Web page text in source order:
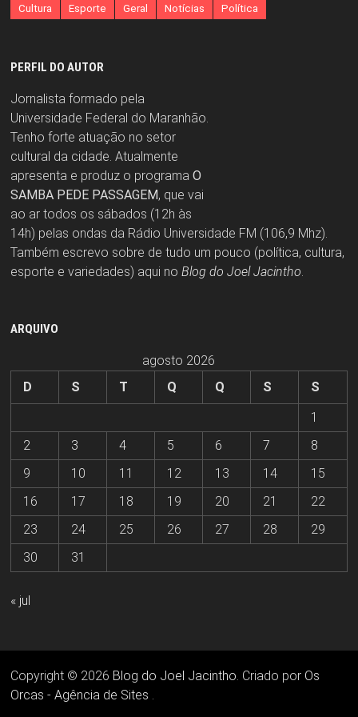
Cultura Esporte Geral Notícias Política
PERFIL DO AUTOR
Jornalista formado pela
Universidade Federal do Maranhão.
Tenho forte atuação no setor
cultural da cidade. Atualmente
apresenta e produz o programa O
SAMBA PEDE PASSAGEM, que vai
ao ar todos os sábados (12h às
14h) pelas ondas da Rádio Universidade FM (106,9 Mhz).
Também escrevo sobre de tudo um pouco (política, cultura,
esporte e variedades) aqui no Blog do Joel Jacintho.
ARQUIVO
agosto 2026
D
S T Q Q S
S
1
2
3 4 5 6 7
8
9
10 11 12 13 14
15
16
17 18 19 20 21
22
23
24 25 26 27 28
29
30
31
« jul
Copyright © 2026 Blog do Joel Jacintho. Criado por Os
Orcas - Agência de Sites .